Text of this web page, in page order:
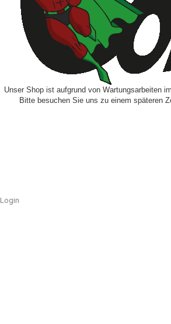
Unser Shop ist aufgrund von Wartungsarbeiten
Bitte besuchen Sie uns zu einem späteren
Login